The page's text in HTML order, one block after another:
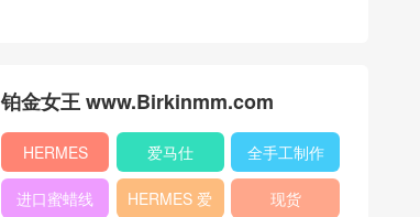
铂金女王 www.Birkinmm.com
HERMES 爱马仕 全手工制作
进口蜜蜡线
HERMES 爱
现货